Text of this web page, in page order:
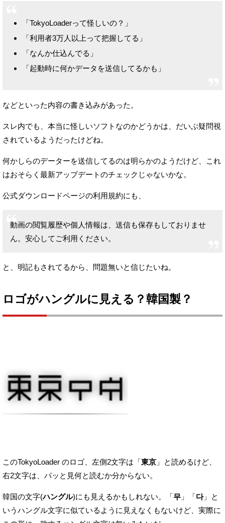
「TokyoLoaderって怪しいの？」
「利用者3万人以上って把握してる」
「なんか仕込んでる」
「起動時に何かデータを送信してるかも」
などといった内容の書き込みがあった。
スレ内でも、本当に怪しいソフトなのかどうかは、 だいぶ疑問視
されているようだったけどね。
何かしらのデーターを送信してるのは明らかのようだけど、
これ
はおそらく最新アップデートのチェックじゃないかな。
公式ダウンロードページの利用規約にも、
動画の閲覧履歴や個人情報は、送信も保存もしておりませ
ん。安心してご利用ください。
と、明記もされてるから、問題無いと信じたいね。
ロゴがハングルに見える？韓国製？
このTokyoLoader のロゴ、左側2文字は「東京 」と読めるけど、
右2文字は、パッと見何と読むか分からない。
韓国の文字(ハングル)にも見えるかもしれない。 「무 」「다」と
いうハングル文字に似ているように見えなくもないけど、 実際に